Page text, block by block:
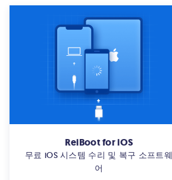
ReiBoot for iOS
무료 iOS 시스템 수리 및 복구 소프트웨
어